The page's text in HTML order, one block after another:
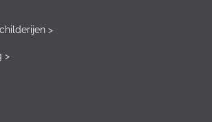
>
>